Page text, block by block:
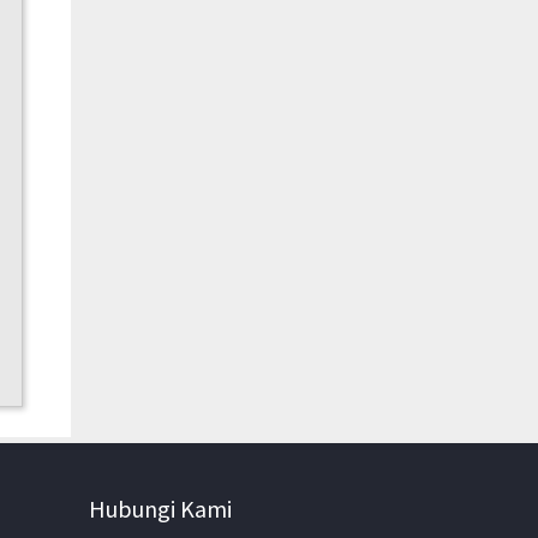
Hubungi Kami